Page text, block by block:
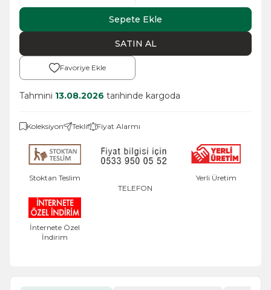
Sepete Ekle
SATIN AL
Favoriye Ekle
Tahmini 13.08.2026 tarihinde kargoda
Koleksiyon Teklif Fiyat Alarmı
Stoktan Teslim
TELEFON
Yerli Üretim
İnternete Özel
İndirim